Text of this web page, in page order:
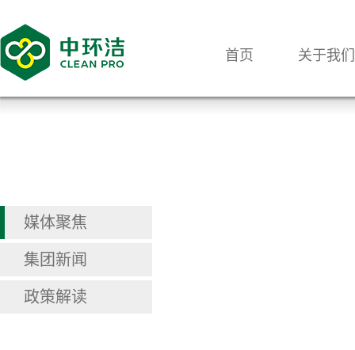
首页 关于我们
媒体聚焦
集团新闻
政策解读